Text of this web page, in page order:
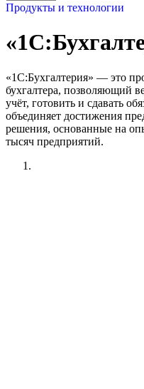
Продукты и технологии
«1С:Бухгалтерия» — это
бухгалтера, позволяющий
учёт, готовить и сдавать
объединяет достижения
решения, основанные на
тысяч предприятий.